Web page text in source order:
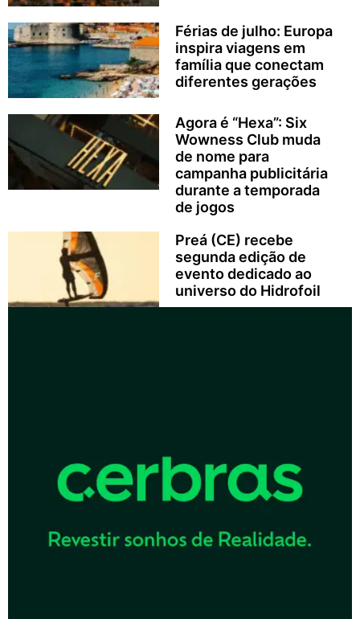
Férias de julho: Europa
inspira viagens em
família que conectam
diferentes gerações
Agora é “Hexa”: Six
Wowness Club muda
de nome para
campanha publicitária
durante a temporada
de jogos
Preá (CE) recebe
segunda edição de
evento dedicado ao
universo do Hidrofoil